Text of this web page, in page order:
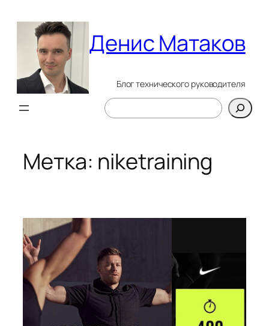
содержимому
Денис Матаков
Блог технического руководителя
Поиск
Метка: niketraining